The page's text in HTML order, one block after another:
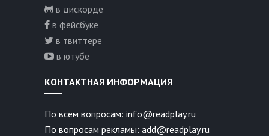
в дискорде
в фейсбуке
в твиттере
в ютубе
КОНТАКТНАЯ ИНФОРМАЦИЯ
По всем вопросам: info@readplay.ru
По вопросам рекламы: add@readplay.ru